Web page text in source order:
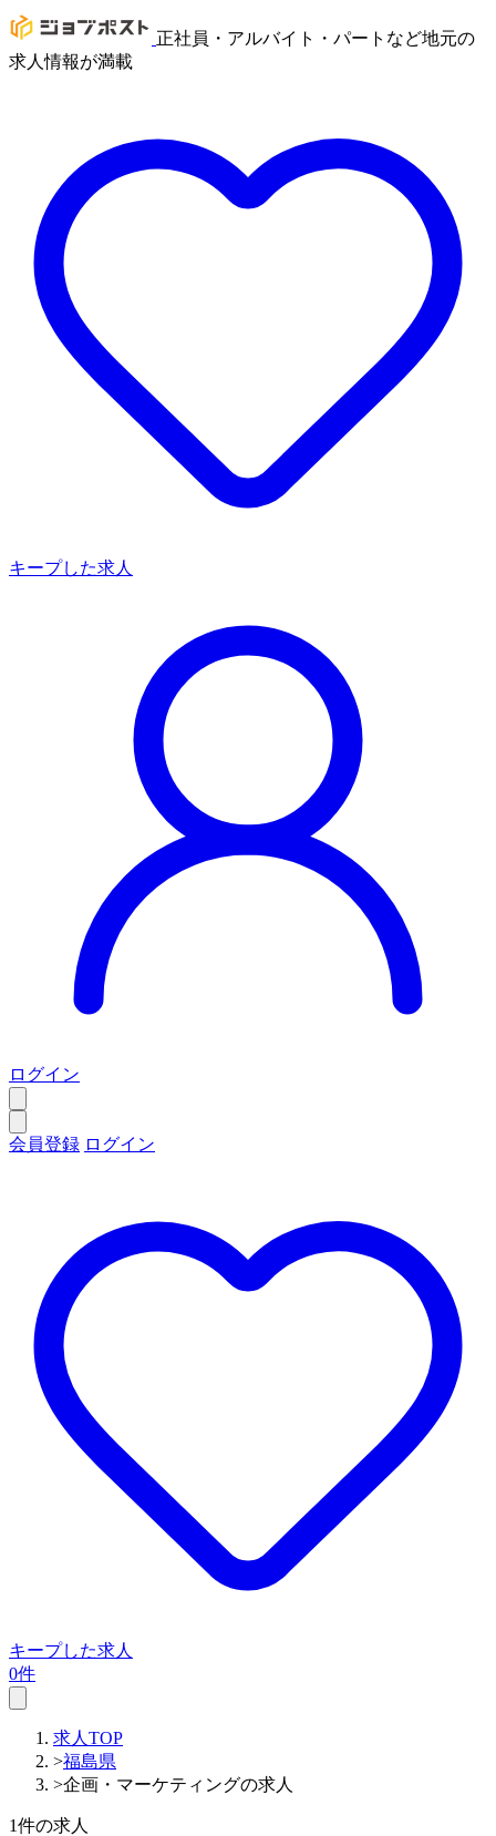
正社員・アルバイト・パートなど地元の
求人情報が満載
キープした求人
ログイン
会員登録 ログイン
キープした求人
0件
求人TOP
>福島県
>企画・マーケティングの求人
1件の求人